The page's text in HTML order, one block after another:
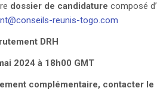
dossier de candidature composé
reunis-togo.com
DRH
2024 à 18h00 GMT
complémentaire, contacter le